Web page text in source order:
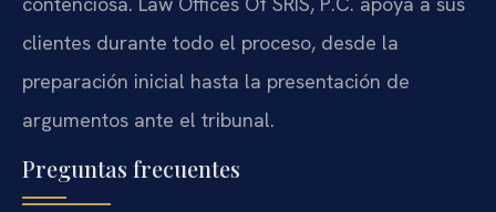
clientes durante todo el proceso, desde la
preparación inicial hasta la presentación de
argumentos ante el tribunal.
Preguntas frecuentes